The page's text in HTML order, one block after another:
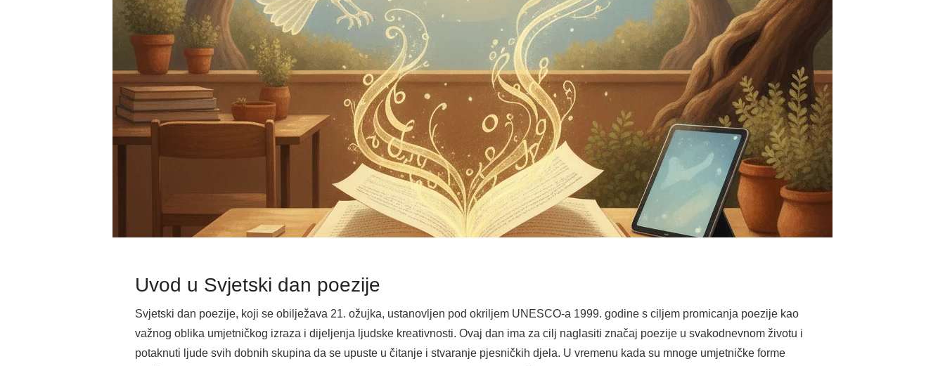
Uvod u Svjetski dan poezije
Svjetski dan poezije, koji se obilježava 21. ožujka, ustanovljen pod okriljem UNESCO-a 1999. godine s ciljem promicanja poezije kao
važnog oblika umjetničkog izraza i dijeljenja ljudske kreativnosti. Ovaj dan ima za cilj naglasiti značaj poezije u svakodnevnom životu i
potaknuti ljude svih dobnih skupina da se upuste u čitanje i stvaranje pjesničkih djela. U vremenu kada su mnoge umjetničke forme